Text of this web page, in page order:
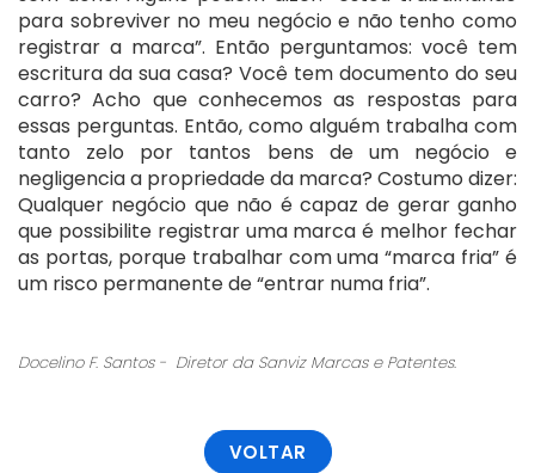
para sobreviver no meu negócio e não tenho como
registrar a marca”. Então perguntamos: você tem
escritura da sua casa? Você tem documento do seu
carro? Acho que conhecemos as respostas para
essas perguntas. Então, como alguém trabalha com
tanto zelo por tantos bens de um negócio e
negligencia a propriedade da marca? Costumo dizer:
Qualquer negócio que não é capaz de gerar ganho
que possibilite registrar uma marca é melhor fechar
as portas, porque trabalhar com uma “marca fria” é
um risco permanente de “entrar numa fria”.
Docelino F. Santos - Diretor da Sanviz Marcas e Patentes.
VOLTAR